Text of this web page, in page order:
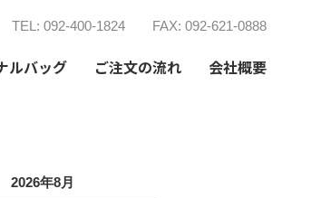
TEL: 092-400-1824 FAX: 092-621-0888
ルバッグ ご注文の流れ 会社概要
2026年8月